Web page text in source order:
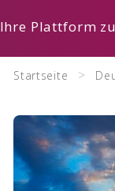
Ihre Plattform
Startseite